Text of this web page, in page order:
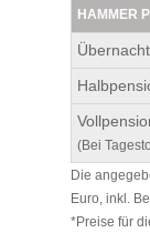
HAMMER
(Bei
Die
Euro, inkl.
*Preise für